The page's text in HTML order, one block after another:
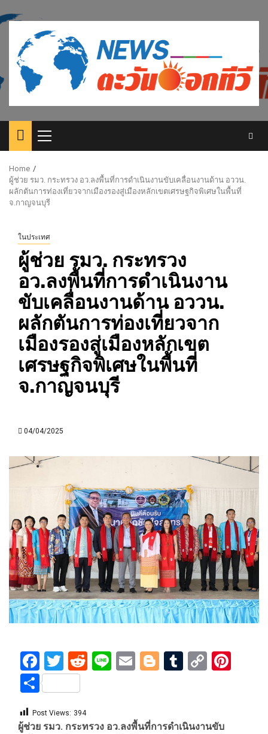
to
content
Primary
Menu
Home
ผู้ช่วย รมว. กระทรวง อว.ลงพื้นที่การดำเนินงานขับเคลื่อนงานด้าน อววน.
ผลักตันการท่องเที่ยวจากเมืองรองสู่เมืองหลักเขตเศรษฐกิจพิเศษในพื้นที่
จ.กาญจนบุรี
ในประเทศ
ผู้ช่วย รมว. กระทรวง
อว.ลงพื้นที่การดำเนินงาน
ขับเคลื่อนงานด้าน อววน.
ผลักตันการท่องเที่ยวจาก
เมืองรองสู่เมืองหลักเขต
เศรษฐกิจพิเศษในพื้นที่
จ.กาญจนบุรี
04/04/2025
Facebook
Twitter
Reddit
LineEmailBlogger
Tumblr
Copy
Share
Post Views: 394
ผู้ช่วย รมว. กระทรวง อว.ลงพื้นที่การดำเนินงานขับ